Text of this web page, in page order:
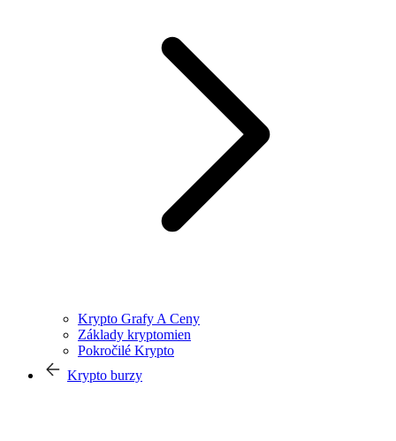
Krypto Grafy A Ceny
Základy kryptomien
Pokročilé Krypto
Krypto burzy